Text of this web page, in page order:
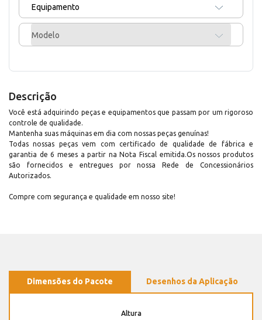
Equipamento
Modelo
Descrição
Você está adquirindo peças e equipamentos que passam por um rigoroso
controle de qualidade.
Mantenha suas máquinas em dia com nossas peças genuínas!
Todas nossas peças vem com certificado de qualidade de fábrica e
garantia de 6 meses a partir na Nota Fiscal emitida.Os nossos produtos
são fornecidos e entregues por nossa Rede de Concessionários
Autorizados.
Compre com segurança e qualidade em nosso site!
Dimensões do Pacote Desenhos da Aplicação
Altura